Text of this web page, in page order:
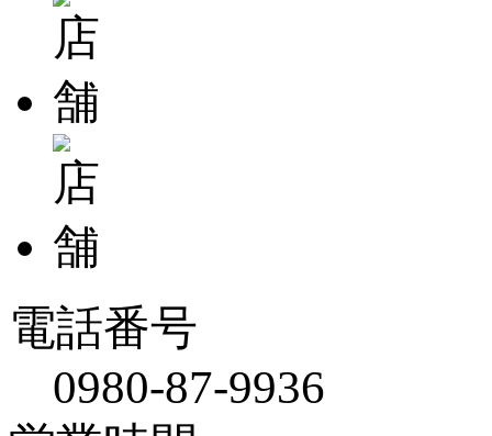
電話番号
0980-87-9936